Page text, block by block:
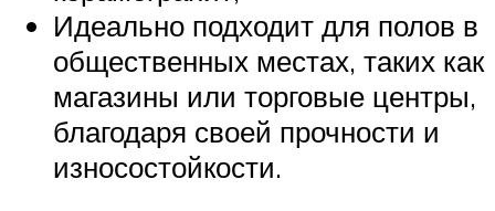
Идеально подходит для полов в
общественных местах, таких как
магазины или торговые центры,
благодаря своей прочности и
износостойкости.